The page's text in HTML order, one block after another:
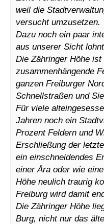
weil die
versucht umzusetzen.
Dazu noch ein paar
aus unserer Sicht
Die Zähringer Höhe
zusammenhängende
ganzen Freiburger
Schnellstraßen und
Für viele
Jahren noch ein
Prozent Feldern und
Erschließung der
ein einschneidendes
einer Ära oder wie
Höhe neulich traurig
Freiburg wird damit
Die Zähringer Höhe
Burg, nicht nur das